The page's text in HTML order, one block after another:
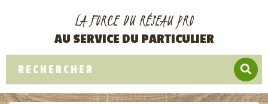
LA FORCE DU RÉSEAU PRO
AU SERVICE DU PARTICULIER